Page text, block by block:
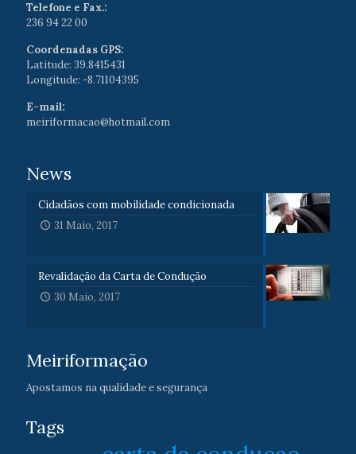
Telefone e Fax.:
236 94 22 00
Coordenadas GPS:
Latitude: 39.8415431
Longitude: -8.71104395
E-mail:
meiriformacao@hotmail.com
News
Cidadãos com mobilidade condicionada
31 Maio, 2017
Revalidação da Carta de Condução
30 Maio, 2017
Meiriformação
Apostamos na qualidade e segurança
Tags